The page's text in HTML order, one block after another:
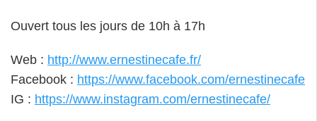
Ouvert tous les jours de 10h à 17h
Web : http://www.ernestinecafe.fr/
Facebook : https://www.facebook.com/ernestinecafe
IG : https://www.instagram.com/ernestinecafe/